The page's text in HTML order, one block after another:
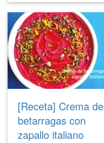
[Receta] Crema de
betarragas con
zapallo italiano